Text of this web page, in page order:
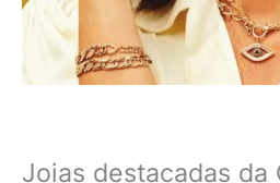
Joias destacadas da